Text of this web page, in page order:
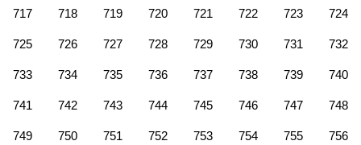
717 718 719 720 721 722 723 724
725 726 727 728 729 730 731 732
733 734 735 736 737 738 739 740
741 742 743 744 745 746 747 748
749 750 751 752 753 754 755 756